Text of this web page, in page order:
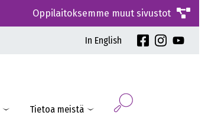
Oppilaitoksemme muut sivustot
In English
Tietoa meistä